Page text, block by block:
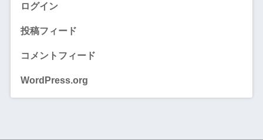
ログイン
投稿フィード
コメントフィード
WordPress.org